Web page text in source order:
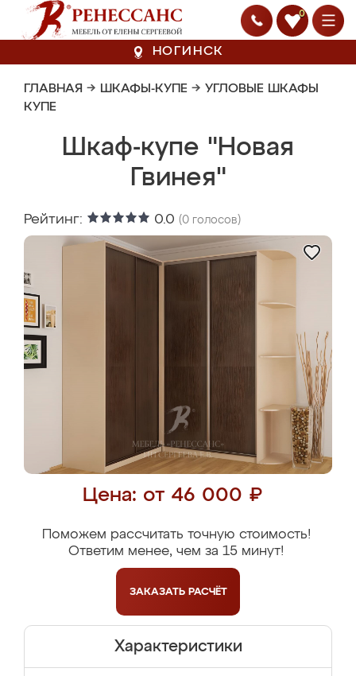
0
НОГИНСК
ГЛАВНАЯ → ШКАФЫ-КУПЕ → УГЛОВЫЕ ШКАФЫ
КУПЕ
Шкаф-купе "Новая
Гвинея"
Рейтинг: 0.0 (0 голосов)
Цена: от 46 000 ₽
Поможем рассчитать точную стоимость!
Ответим менее, чем за 15 минут!
ЗАКАЗАТЬ РАСЧЁТ
Характеристики